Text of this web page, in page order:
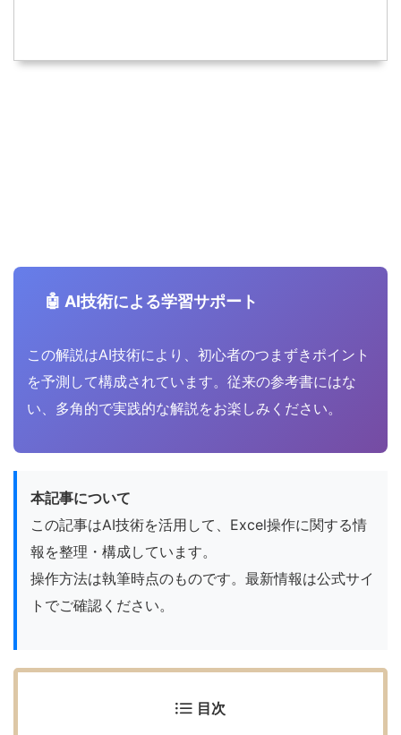
🤖 AI技術による学習サポート
この解説はAI技術により、初心者のつまずきポイント
を予測して構成されています。従来の参考書にはな
い、多角的で実践的な解説をお楽しみください。
本記事について
この記事はAI技術を活用して、Excel操作に関する情
報を整理・構成しています。
操作方法は執筆時点のものです。最新情報は公式サイ
トでご確認ください。
目次